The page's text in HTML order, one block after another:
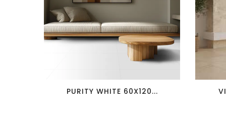
PURITY WHITE 60X120...